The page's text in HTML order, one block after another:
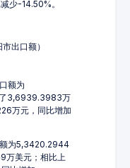
少-14.50%。
出口额）
额为
3,6939.3983万
万元，同比增加
为5,3420.2944
万美元；相比上